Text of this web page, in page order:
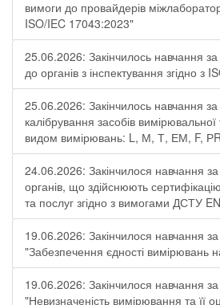
вимоги до провайдерів
ISO/IEC 17043:2023"
25.06.2026: Закінчилось навчання
до органів з інспектування згідно з
25.06.2026: Закінчилось навчання
калібрування засобів
видом вимірювань: L, М, Т, ЕМ, F,
24.06.2026: Закінчилося навчання
органів, що здійснюють
та послуг згідно з вимогами ДСТУ
19.06.2026: Закінчилося навчання
"Забезпечення єдності вимірювань
19.06.2026: Закінчилося навчання
"Невизначеність вимірювання та її